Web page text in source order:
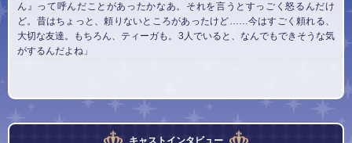
ん』って呼んだことがあったかなあ。それを言うとすっごく怒るんだけ
ど。昔はちょっと、頼りないところがあったけど……今はすごく頼れる、
大切な友達。もちろん、ティーガも。3人でいると、なんでもできそうな気
がするんだよね」
キャストインタビュー